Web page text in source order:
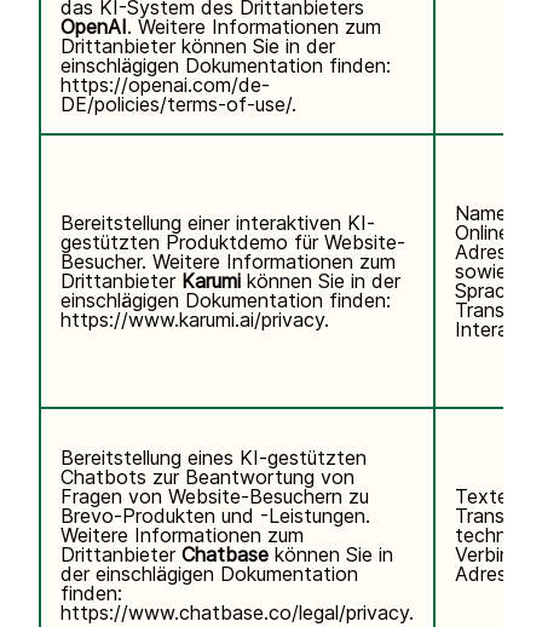
das KI-System des Drittanbieters
OpenAI. Weitere Informationen zum
Drittanbieter können Sie in der
einschlägigen Dokumentation finden:
https://openai.com/de-
DE/policies/terms-of-use/.
Bereitstellung einer interaktiven KI-
gestützten Produktdemo für Website-
Besucher. Weitere Informationen zum
Drittanbieter Karumi können Sie in der
einschlägigen Dokumentation finden:
https://www.karumi.ai/privacy.
Name,
Online-
sowie
Bereitstellung eines KI-gestützten
Chatbots zur Beantwortung von
Fragen von Website-Besuchern zu
Brevo-Produkten und -Leistungen.
Weitere Informationen zum
Drittanbieter Chatbase können Sie in
der einschlägigen Dokumentation
finden:
https://www.chatbase.co/legal/privacy.
Adresse,